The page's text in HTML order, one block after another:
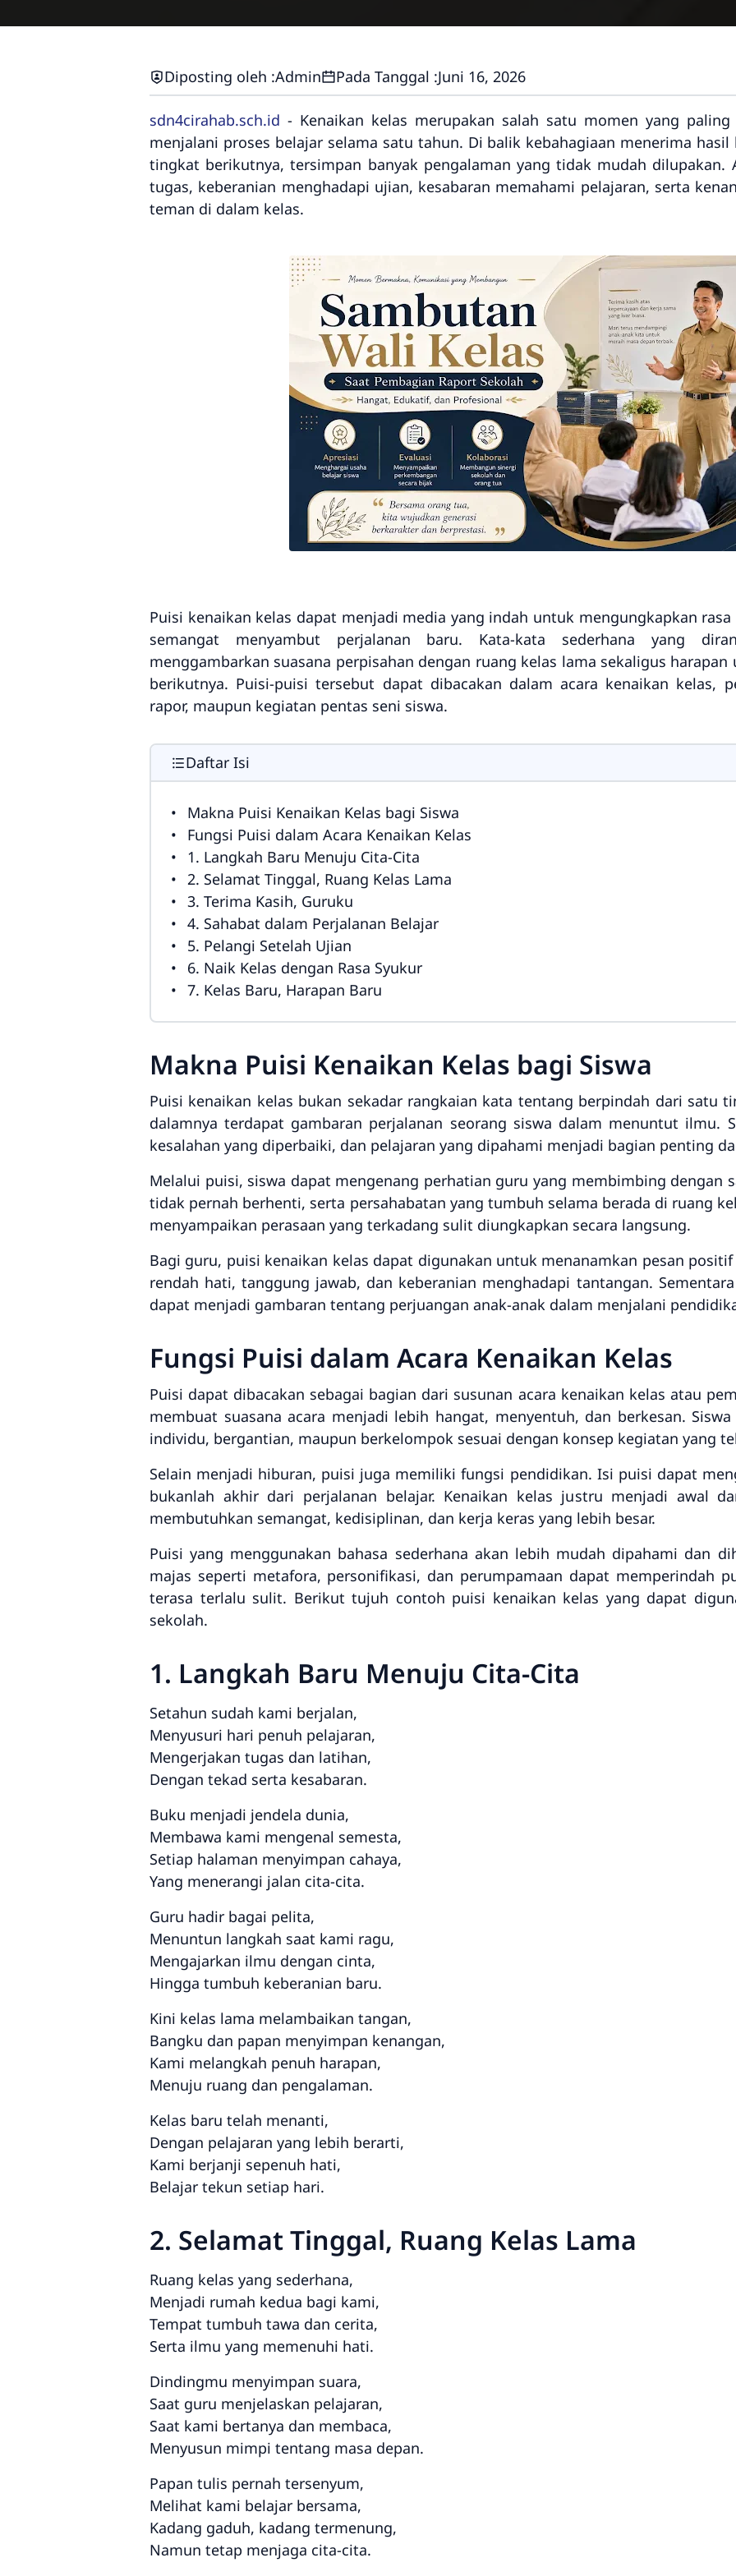
Diposting oleh :Admin Pada Tanggal :Juni 16, 2026
sdn4cirahab.sch.id - Kenaikan kelas merupakan salah satu momen yang
menjalani proses belajar selama satu tahun. Di balik kebahagiaan menerima
tingkat berikutnya, tersimpan banyak pengalaman yang tidak mudah dilupakan.
tugas, keberanian menghadapi ujian, kesabaran memahami pelajaran, serta
teman di dalam kelas.
Puisi kenaikan kelas dapat menjadi media yang indah untuk mengungkapkan
semangat menyambut perjalanan baru. Kata-kata sederhana yang
menggambarkan suasana perpisahan dengan ruang kelas lama sekaligus
berikutnya. Puisi-puisi tersebut dapat dibacakan dalam acara kenaikan kelas,
rapor, maupun kegiatan pentas seni siswa.
Daftar Isi
Makna Puisi Kenaikan Kelas bagi Siswa
Fungsi Puisi dalam Acara Kenaikan Kelas
1. Langkah Baru Menuju Cita-Cita
2. Selamat Tinggal, Ruang Kelas Lama
3. Terima Kasih, Guruku
4. Sahabat dalam Perjalanan Belajar
5. Pelangi Setelah Ujian
6. Naik Kelas dengan Rasa Syukur
7. Kelas Baru, Harapan Baru
Makna Puisi Kenaikan Kelas bagi Siswa
Puisi kenaikan kelas bukan sekadar rangkaian kata tentang berpindah dari satu
dalamnya terdapat gambaran perjalanan seorang siswa dalam menuntut ilmu.
kesalahan yang diperbaiki, dan pelajaran yang dipahami menjadi bagian penting
Melalui puisi, siswa dapat mengenang perhatian guru yang membimbing dengan
tidak pernah berhenti, serta persahabatan yang tumbuh selama berada di ruang
menyampaikan perasaan yang terkadang sulit diungkapkan secara langsung.
Bagi guru, puisi kenaikan kelas dapat digunakan untuk menanamkan pesan
rendah hati, tanggung jawab, dan keberanian menghadapi tantangan.
dapat menjadi gambaran tentang perjuangan anak-anak dalam menjalani
Fungsi Puisi dalam Acara Kenaikan Kelas
Puisi dapat dibacakan sebagai bagian dari susunan acara kenaikan kelas atau
membuat suasana acara menjadi lebih hangat, menyentuh, dan berkesan.
individu, bergantian, maupun berkelompok sesuai dengan konsep kegiatan yang
Selain menjadi hiburan, puisi juga memiliki fungsi pendidikan. Isi puisi dapat
bukanlah akhir dari perjalanan belajar. Kenaikan kelas justru menjadi awal
membutuhkan semangat, kedisiplinan, dan kerja keras yang lebih besar.
Puisi yang menggunakan bahasa sederhana akan lebih mudah dipahami dan
majas seperti metafora, personifikasi, dan perumpamaan dapat memperindah
terasa terlalu sulit. Berikut tujuh contoh puisi kenaikan kelas yang dapat
sekolah.
1. Langkah Baru Menuju Cita-Cita
Setahun sudah kami berjalan,
Menyusuri hari penuh pelajaran,
Mengerjakan tugas dan latihan,
Dengan tekad serta kesabaran.
Buku menjadi jendela dunia,
Membawa kami mengenal semesta,
Setiap halaman menyimpan cahaya,
Yang menerangi jalan cita-cita.
Guru hadir bagai pelita,
Menuntun langkah saat kami ragu,
Mengajarkan ilmu dengan cinta,
Hingga tumbuh keberanian baru.
Kini kelas lama melambaikan tangan,
Bangku dan papan menyimpan kenangan,
Kami melangkah penuh harapan,
Menuju ruang dan pengalaman.
Kelas baru telah menanti,
Dengan pelajaran yang lebih berarti,
Kami berjanji sepenuh hati,
Belajar tekun setiap hari.
2. Selamat Tinggal, Ruang Kelas Lama
Ruang kelas yang sederhana,
Menjadi rumah kedua bagi kami,
Tempat tumbuh tawa dan cerita,
Serta ilmu yang memenuhi hati.
Dindingmu menyimpan suara,
Saat guru menjelaskan pelajaran,
Saat kami bertanya dan membaca,
Menyusun mimpi tentang masa depan.
Papan tulis pernah tersenyum,
Melihat kami belajar bersama,
Kadang gaduh, kadang termenung,
Namun tetap menjaga cita-cita.